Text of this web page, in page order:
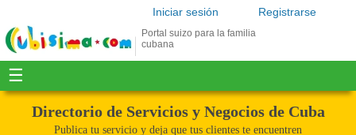
Registrarse
Iniciar sesión
Portal suizo para la familia
cubana
☰
Directorio de Servicios y Negocios de Cuba
Publica tu servicio y deja que tus clientes te encuentren